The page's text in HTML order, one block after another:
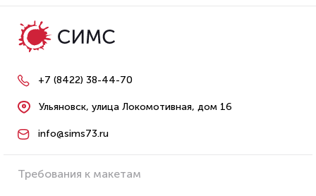
+7 (8422) 38-44-70
Ульяновск, улица Локомотивная, дом 16
info@sims73.ru
Требования к макетам